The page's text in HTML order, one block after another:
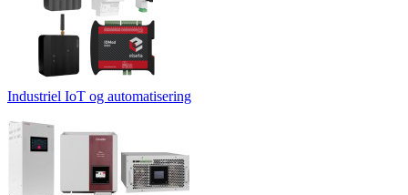
Industriel IoT og automatisering